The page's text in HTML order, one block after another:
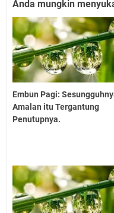
Anda mungkin
Embun Pagi:
Amalan itu Tergantung
Penutupnya.